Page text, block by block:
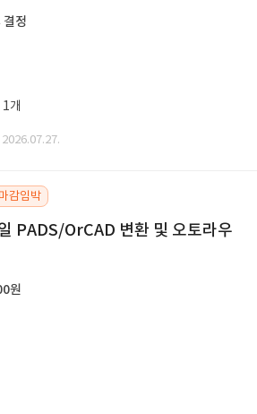
결정
개
마감임박
PADS/OrCAD 변환 및 오토라우
원